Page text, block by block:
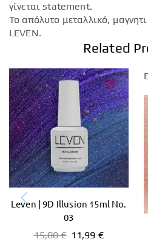
γίνεται statement.
Το απόλυτο μεταλλικό,
LEVEN.
Related
Leven | 9D Illusion 15ml No.
03
15,00€ 11,99 €